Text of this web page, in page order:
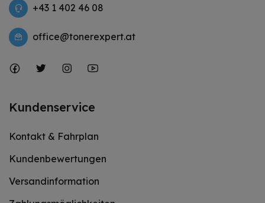
+43 1 402 46 08
office@tonerexpert.at
Kundenservice
Kontakt & Fahrplan
Kundenbewertungen
Versandinformation